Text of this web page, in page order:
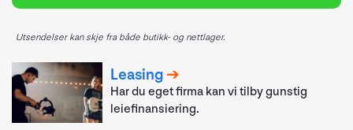
Utsendelser kan skje fra både butikk- og nettlager.
Leasing
Har du eget firma kan vi tilby gunstig
leiefinansiering.